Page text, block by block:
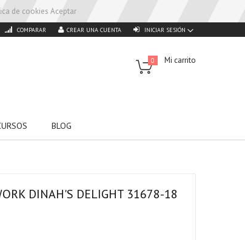
de cookies Aceptar
COMPARAR INICIAR SESIÓN
CREAR UNA CUENTA
Mi carrito
0
BLOG
DINAH'S DELIGHT 31678-18